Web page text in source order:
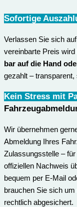
Sofortige
Verlassen Sie sich
vereinbarte Preis wird
bar auf die Hand
gezahlt –
Kein Stress mit
Wir übernehmen
Abmeldung Ihres
Zulassungsstelle –
offiziellen Nachweis
bequem per E-Mail
brauchen Sie sich
rechtlich abgesichert.